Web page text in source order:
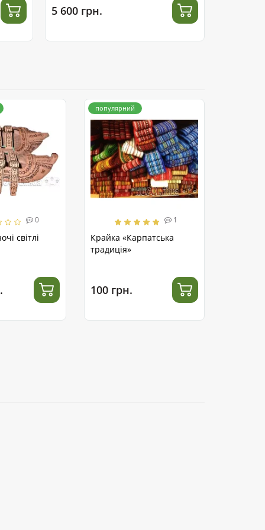
5 600 грн.
0
світлі
популярний
1
Крайка «Карпатська
традиція»
100 грн.